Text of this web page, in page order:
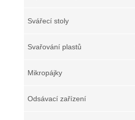
Svářecí stoly
Svařování plastů
Mikropájky
Odsávací zařízení